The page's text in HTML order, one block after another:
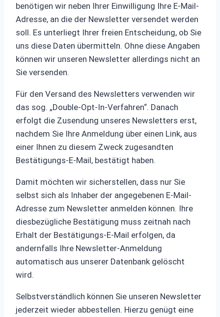
benötigen wir neben Ihrer Einwilligung Ihre E-Mail-
Adresse, an die der Newsletter versendet werden
soll. Es unterliegt Ihrer freien Entscheidung, ob Sie
uns diese Daten übermitteln. Ohne diese Angaben
können wir unseren Newsletter allerdings nicht an
Sie versenden.
Für den Versand des Newsletters verwenden wir
das sog. „Double-Opt-In-Verfahren“. Danach
erfolgt die Zusendung unseres Newsletters erst,
nachdem Sie Ihre Anmeldung über einen Link, aus
einer Ihnen zu diesem Zweck zugesandten
Bestätigungs-E-Mail, bestätigt haben.
Damit möchten wir sicherstellen, dass nur Sie
selbst sich als Inhaber der angegebenen E-Mail-
Adresse zum Newsletter anmelden können. Ihre
diesbezügliche Bestätigung muss zeitnah nach
Erhalt der Bestätigungs-E-Mail erfolgen, da
andernfalls Ihre Newsletter-Anmeldung
automatisch aus unserer Datenbank gelöscht
wird.
Selbstverständlich können Sie unseren Newsletter
jederzeit wieder abbestellen. Hierzu genügt eine